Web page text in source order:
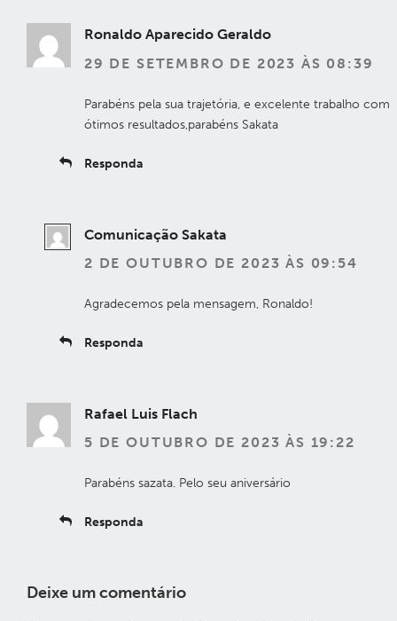
Ronaldo Aparecido Geraldo
29 DE SETEMBRO DE 2023 ÀS 08:39
Parabéns pela sua trajetória, e excelente trabalho com
ótimos resultados,parabéns Sakata
Responda
Comunicação Sakata
2 DE OUTUBRO DE 2023 ÀS 09:54
Agradecemos pela mensagem, Ronaldo!
Responda
Rafael Luis Flach
5 DE OUTUBRO DE 2023 ÀS 19:22
Parabéns sazata. Pelo seu aniversário
Responda
Deixe um comentário